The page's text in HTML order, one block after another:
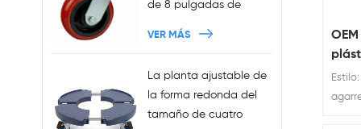
por mayor
de 8 pulgadas de
VER MÁS
La planta ajustable de
la forma redonda del
tamaño de cuatro